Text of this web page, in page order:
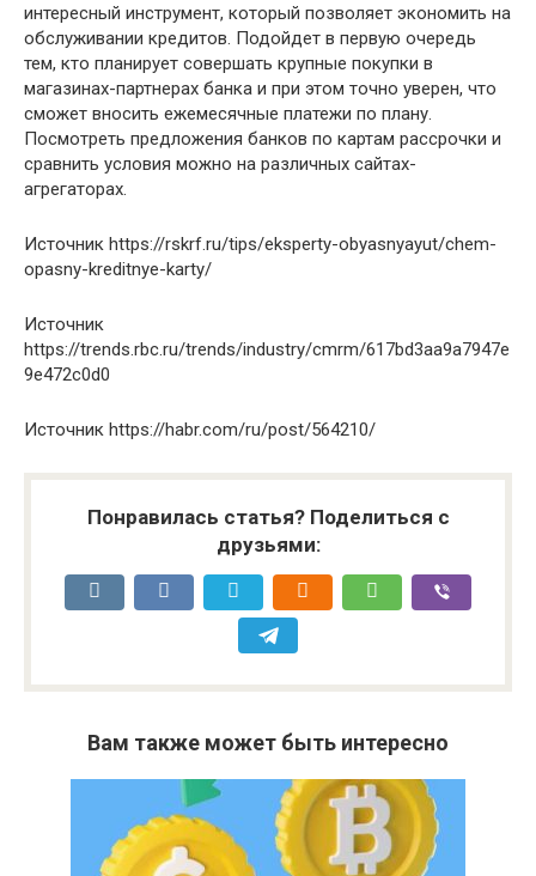
интересный инструмент, который позволяет экономить на
обслуживании кредитов. Подойдет в первую очередь
тем, кто планирует совершать крупные покупки в
магазинах-партнерах банка и при этом точно уверен, что
сможет вносить ежемесячные платежи по плану.
Посмотреть предложения банков по картам рассрочки и
сравнить условия можно на различных сайтах-
агрегаторах.
Источник https://rskrf.ru/tips/eksperty-obyasnyayut/chem-
opasny-kreditnye-karty/
Источник
https://trends.rbc.ru/trends/industry/cmrm/617bd3aa9a7947e
9e472c0d0
Источник https://habr.com/ru/post/564210/
Понравилась статья? Поделиться с
друзьями:
Вам также может быть интересно